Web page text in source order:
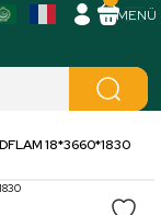
18*3660*1830